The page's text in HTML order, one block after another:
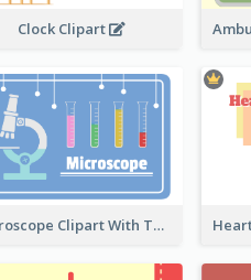
Clock Clipart
Microscope Clipart With Test Tube